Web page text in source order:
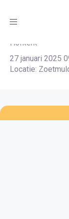
Toggle
Hofkerk
27 januari 2025
Locatie: